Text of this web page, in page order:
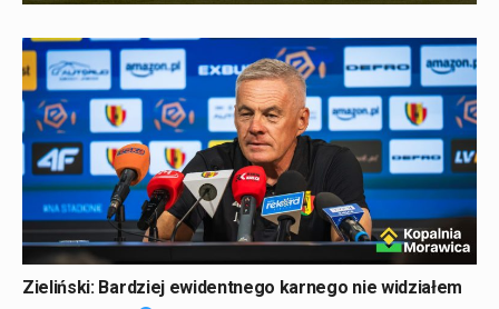
Zieliński: Bardziej ewidentnego karnego nie widziałem